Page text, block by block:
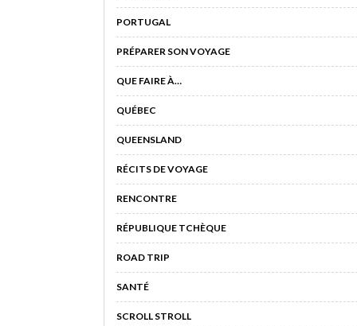
PORTUGAL
PRÉPARER SON VOYAGE
QUE FAIRE À…
QUÉBEC
QUEENSLAND
RÉCITS DE VOYAGE
RENCONTRE
RÉPUBLIQUE TCHÈQUE
ROAD TRIP
SANTÉ
SCROLL STROLL